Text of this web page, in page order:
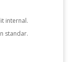
internal.
standar.